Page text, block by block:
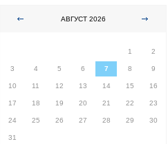
АВГУСТ 2026
1
2
3 4 5 6 7 8 9
10 11 12 13 14 15 16
17 18 19 20 21 22 23
24 25 26 27 28 29 30
31